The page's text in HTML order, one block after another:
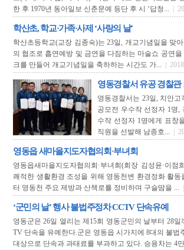
한 후 1970년 동아일보 신춘문예 등단 후 시 ‘답청...
|
학산초, 학교·가족·사제 ‘사랑의 날’
학산초등학교(교장 김종숙)는 23일, 개교기념일을 맞
의 협조로 흡연예방 및 금연을 다짐하는 마술쇼 공연
크를 만들어 개교기념일을 축하하는 시간도 가...
|
영동경찰서 유공 경찰관
영동경찰서는 23일, 치안
공모전 우수작 선정자 1명,
수작 선정자 1명에게 표창
직원을 선발해 남종호...
|
영동읍 새마을지도자협의회·부녀회
영동읍새마을지도자협의회·부녀회(회장 김성윤·이
쾌적한 생활환경 조성을 위해 영동천변 환경정화 활
터 영동천 주요 제방과 산책로를 정비하며 구슬땀을 ...
‘군민의 날’ 행사 불법주정차 CCTV 단속유예
영동군은 26일 열리는 제15회 영동군민의 날부터 28
TV 단속을 유예한다.군은 영동읍 시가지에 8대의 불
대상으로 단속과 과태료를 부과하고 있다. 승용차는 4